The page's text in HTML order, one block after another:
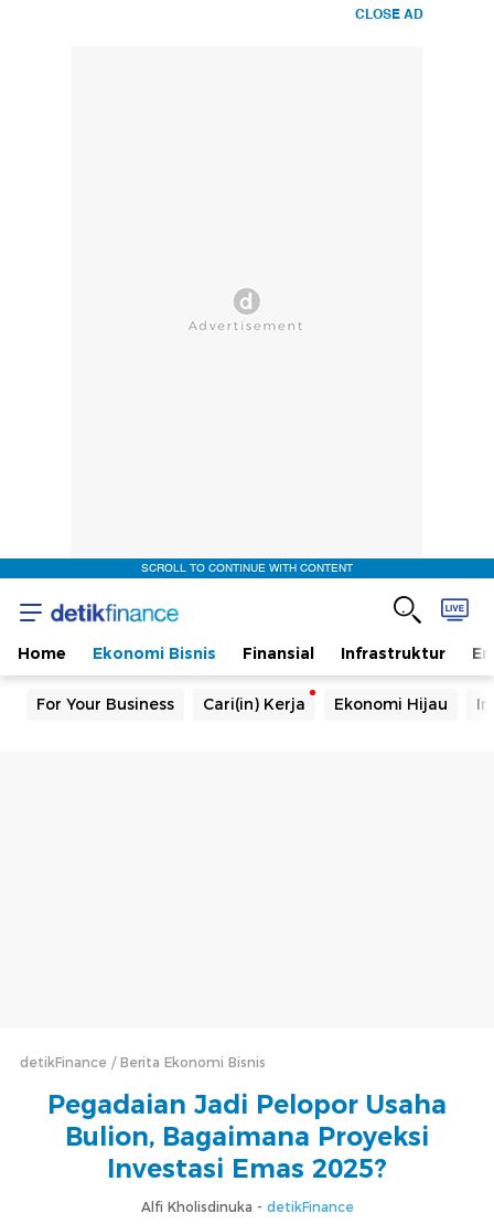
CLOSE AD
SCROLL TO CONTINUE WITH CONTENT
Home Ekonomi Bisnis Finansial Infrastruktur
For Your Business Cari(in) Kerja Ekonomi Hijau
detikFinance Berita Ekonomi Bisnis
Pegadaian Jadi Pelopor Usaha
Bulion, Bagaimana Proyeksi
Investasi Emas 2025?
Alfi Kholisdinuka - detikFinance